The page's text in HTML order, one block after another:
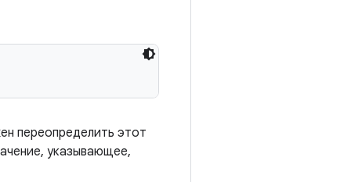
переопределить этот
указывающее,